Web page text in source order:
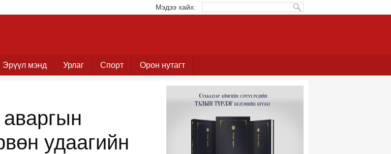
Мэдээ хайх:
Эрүүл мэнд Урлаг Спорт Орон нутагт
удаагийн